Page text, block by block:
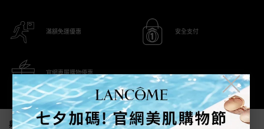
滿額免運優惠 安全支付
官網專屬購物優惠
Footer navigation
與我們聯繫
╳